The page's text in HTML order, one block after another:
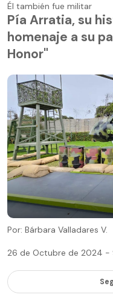
Él también fue militar
Pía Arratia, su
homenaje a su
Honor"
Por: Bárbara Valladares V.
26 de Octubre de 2024 -